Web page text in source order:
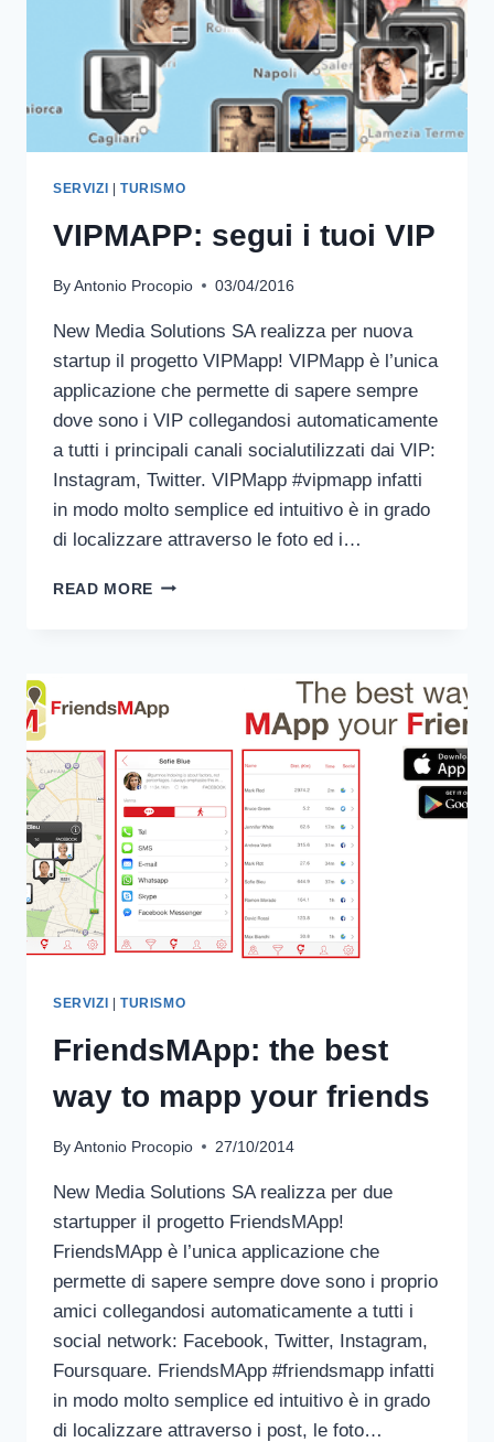
SERVIZI TURISMO
VIPMAPP: segui i tuoi VIP
By Antonio Procopio 03/04/2016
New Media Solutions SA realizza per nuova
startup il progetto VIPMapp! VIPMapp è l’unica
applicazione che permette di sapere sempre
dove sono i VIP collegandosi automaticamente
a tutti i principali canali socialutilizzati dai VIP:
Instagram, Twitter. VIPMapp #vipmapp infatti
in modo molto semplice ed intuitivo è in grado
di localizzare attraverso le foto ed i…
READ MORE VIPMAPP:
SERVIZI TURISMO
FriendsMApp: the best
way to mapp your friends
By Antonio Procopio 27/10/2014
New Media Solutions SA realizza per due
startupper il progetto FriendsMApp!
FriendsMApp è l’unica applicazione che
permette di sapere sempre dove sono i proprio
amici collegandosi automaticamente a tutti i
social network: Facebook, Twitter, Instagram,
Foursquare. FriendsMApp #friendsmapp infatti
in modo molto semplice ed intuitivo è in grado
di localizzare attraverso i post, le foto…